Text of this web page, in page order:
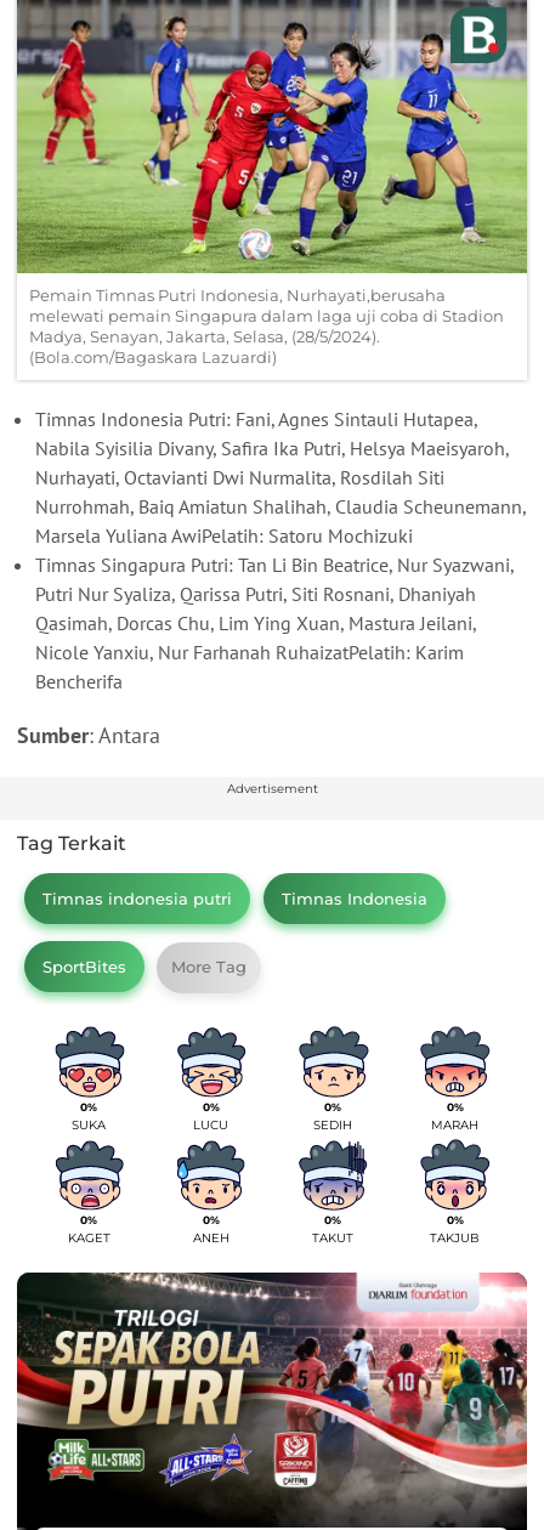
Pemain Timnas Putri Indonesia, Nurhayati,berusaha
melewati pemain Singapura dalam laga uji coba di Stadion
Madya, Senayan, Jakarta, Selasa, (28/5/2024).
(Bola.com/Bagaskara Lazuardi)
Timnas Indonesia Putri: Fani, Agnes Sintauli Hutapea,
Nabila Syisilia Divany, Safira Ika Putri, Helsya Maeisyaroh,
Nurhayati, Octavianti Dwi Nurmalita, Rosdilah Siti
Nurrohmah, Baiq Amiatun Shalihah, Claudia Scheunemann,
Marsela Yuliana AwiPelatih: Satoru Mochizuki
Timnas Singapura Putri: Tan Li Bin Beatrice, Nur Syazwani,
Putri Nur Syaliza, Qarissa Putri, Siti Rosnani, Dhaniyah
Qasimah, Dorcas Chu, Lim Ying Xuan, Mastura Jeilani,
Nicole Yanxiu, Nur Farhanah RuhaizatPelatih: Karim
Bencherifa
Sumber: Antara
Advertisement
Tag Terkait
Timnas indonesia putri Timnas Indonesia
SportBites More Tag
0%
SUKA
0%
LUCU
0%
SEDIH
0%
MARAH
0%
KAGET
0%
ANEH
0%
TAKUT
0%
TAKJUB